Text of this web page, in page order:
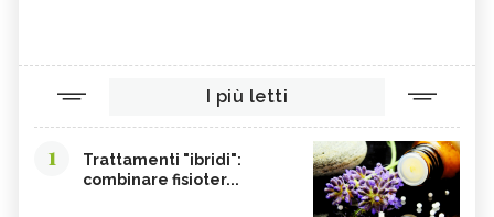
I più letti
1
Trattamenti "ibridi":
combinare fisioter...